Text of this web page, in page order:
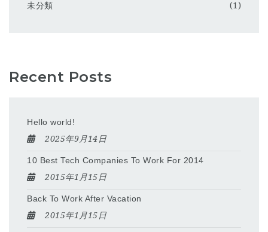
未分類
(1)
Recent Posts
Hello world!
2025年9月14日
10 Best Tech Companies To Work For 2014
2015年1月15日
Back To Work After Vacation
2015年1月15日